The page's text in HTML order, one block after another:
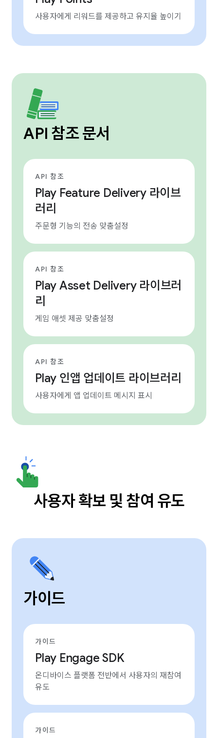
사용자에게 리워드를 제공하고 유지율 높이기
API 참조 문서
API 참조
Play Feature Delivery 라이브
러리
주문형 기능의 전송 맞춤설정
API 참조
Play Asset Delivery 라이브러
리
게임 애셋 제공 맞춤설정
API 참조
Play 인앱 업데이트 라이브러리
사용자에게 앱 업데이트 메시지 표시
사용자 확보 및 참여 유도
가이드
가이드
Play Engage SDK
온디바이스 플랫폼 전반에서 사용자의 재참여
유도
가이드